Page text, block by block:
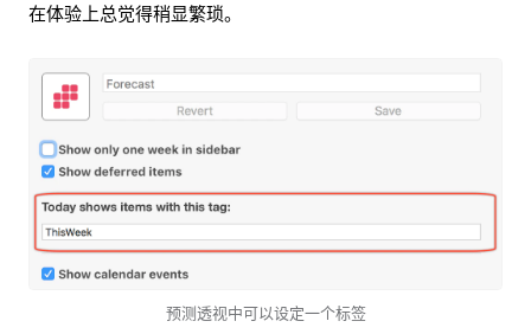
在体验上总觉得稍显繁琐。
预测透视中可以设定一个标签